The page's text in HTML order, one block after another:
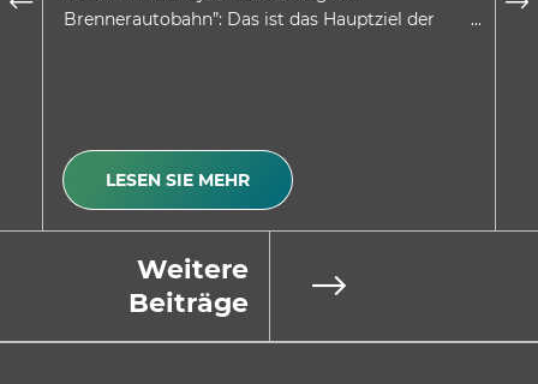
Brennerautobahn”: Das ist das Hauptziel der
LESEN SIE MEHR
Weitere
Beiträge